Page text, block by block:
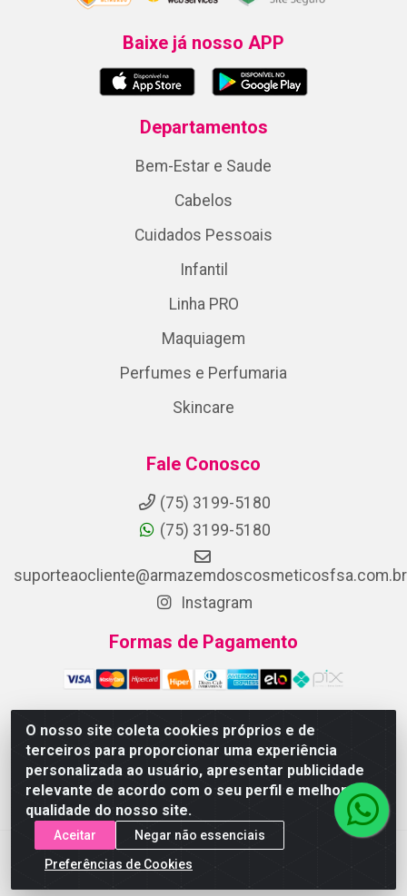
O nosso site coleta cookies próprios e de
terceiros para proporcionar uma experiência
personalizada ao usuário, apresentar publicidade
relevante de acordo com o seu perfil e melhorar a
qualidade do nosso site.
Aceitar
Negar não essenciais
Preferências de Cookies
Baixe já nosso APP
Departamentos
Bem-Estar e Saude
Cabelos
Cuidados Pessoais
Infantil
Linha PRO
Maquiagem
Perfumes e Perfumaria
Skincare
Fale Conosco
(75) 3199-5180
(75) 3199-5180
suporteaocliente@armazemdoscosmeticosfsa.com.br
Instagram
Formas de Pagamento
ARMAZEM DOS COSMETICOS DISTRIBUIDORA LTDA -
Av.Transnordestina, 2222 - Parque Ipê, Feira de Santana/BA -
CEP 44.054-008 - CNPJ 07.246.802/0001-25